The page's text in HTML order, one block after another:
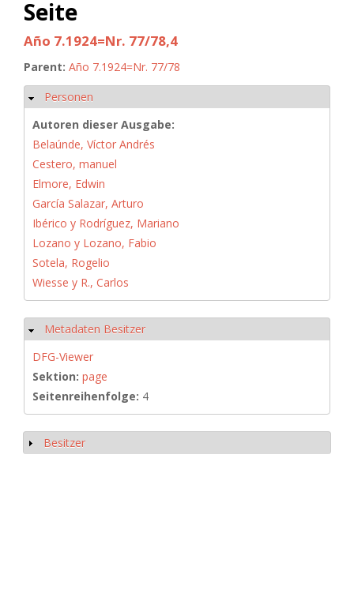
Seite
Año 7.1924=Nr. 77/78,4
Parent: Año 7.1924=Nr. 77/78
Ausblenden
Personen
Autoren dieser Ausgabe:
Belaúnde, Víctor Andrés
Cestero, manuel
Elmore, Edwin
García Salazar, Arturo
Ibérico y Rodríguez, Mariano
Lozano y Lozano, Fabio
Sotela, Rogelio
Wiesse y R., Carlos
Ausblenden
Metadaten Besitzer
DFG-Viewer
Sektion: page
Seitenreihenfolge: 4
Anzeigen
Besitzer